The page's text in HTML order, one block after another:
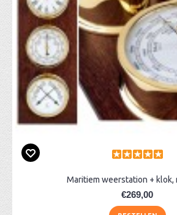
Maritiem weerstation + klok,
€269,00